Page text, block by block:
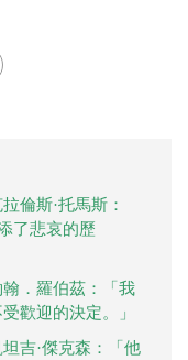
倫斯·托馬斯：
了悲哀的歷
翰．羅伯茲：「我
歡迎的決定。」
吉·傑克森：「他